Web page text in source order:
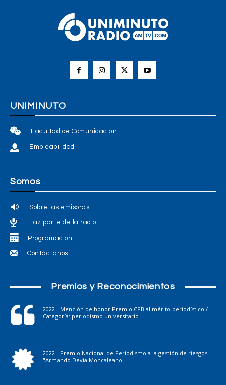
UNIMINUTO
Facultad de Comunicación
Empleabilidad
Somos
Sobre las emisoras
Haz parte de la radio
Programación
Contáctanos
Premios y Reconocimientos
2022 - Mención de honor Premio CPB al mérito periodístico /
Categoría: periodismo universitario
2022 - Premio Nacional de Periodismo a la gestión de riesgos
"Armando Devia Moncaleano"